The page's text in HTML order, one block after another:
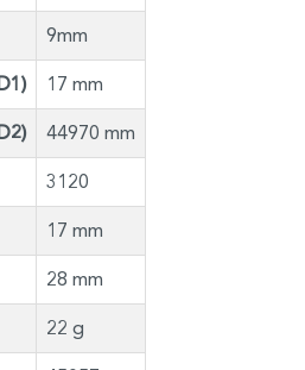
9mm
17 mm
44970 mm
3120
17 mm
28 mm
22 g